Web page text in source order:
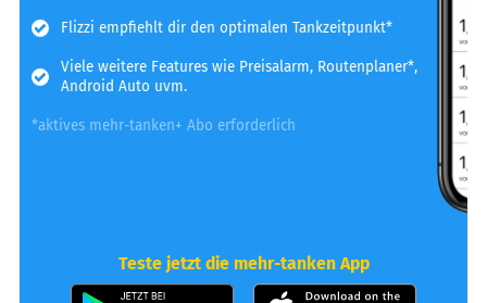
Flizzi empfiehlt dir den optimalen Tankzeitpunkt*
Viele weitere Features wie Preisalarm, Routenplaner*,
Android Auto uvm.
*aktives mehr-tanken+ Abo erforderlich
Teste jetzt die mehr-tanken App